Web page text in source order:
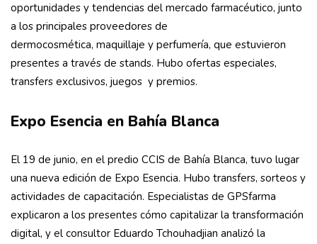
oportunidades y tendencias del mercado farmacéutico, junto
a los principales proveedores de
dermocosmética, maquillaje y perfumería, que estuvieron
presentes a través de stands. Hubo ofertas especiales,
transfers exclusivos, juegos y premios.
Expo Esencia en Bahía Blanca
El 19 de junio, en el predio CCIS de Bahía Blanca, tuvo lugar
una nueva edición de Expo Esencia. Hubo transfers, sorteos y
actividades de capacitación. Especialistas de GPSfarma
explicaron a los presentes cómo capitalizar la transformación
digital, y el consultor Eduardo Tchouhadjian analizó la